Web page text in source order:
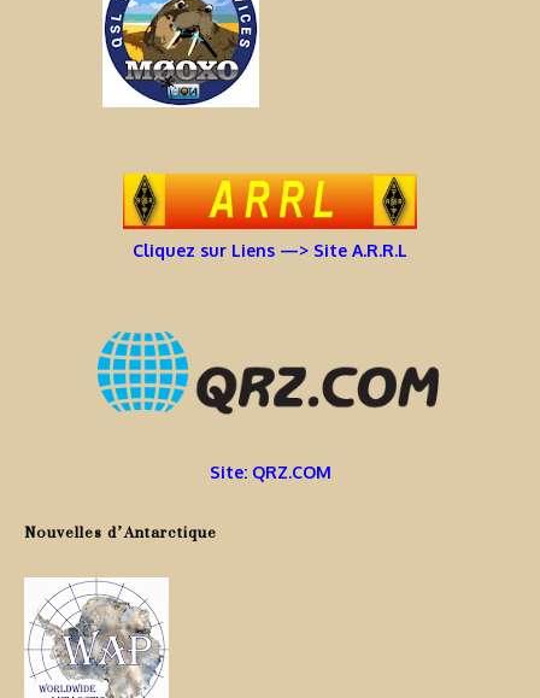
Cliquez sur Liens —> Site A.R.R.L
Site: QRZ.COM
Nouvelles d’Antarctique